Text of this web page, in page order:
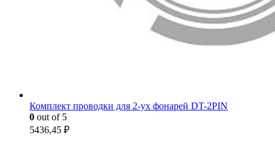
Комплект проводки для 2-ух фонарей DT-2PIN
0 out of 5
5436,45 ₽